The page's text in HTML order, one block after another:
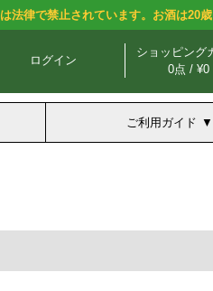
法律で禁止されています。お酒は20歳
ログイン
ショッピング
0点 / ¥0
ご利用ガイド